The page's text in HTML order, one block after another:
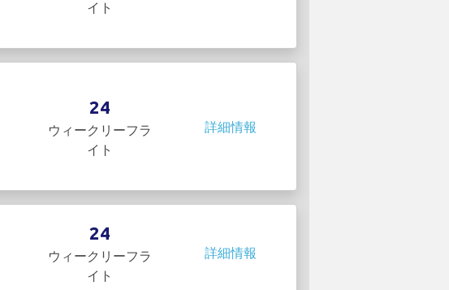
イト
24
ウィークリーフラ
イト
詳細情報
24
ウィークリーフラ
イト
詳細情報